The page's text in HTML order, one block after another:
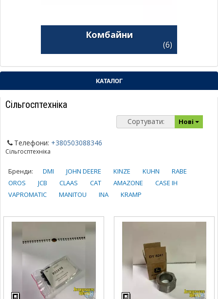
Комбайни
(6)
КАТАЛОГ
Сільгосптехніка
Сортувати: Нові
Телефони: +380503088346
Сільгосптехніка
Бренди: DMI JOHN DEERE KINZE KUHN
RABE
OROS
JCB CLAAS CAT AMAZONE
CASE IH
VAPROMATIC
MANITOU INA KRAMP